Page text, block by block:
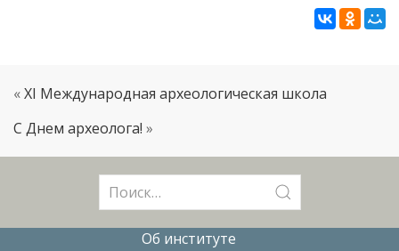
«XI Международная археологическая школа
С Днем археолога! »
Об институте